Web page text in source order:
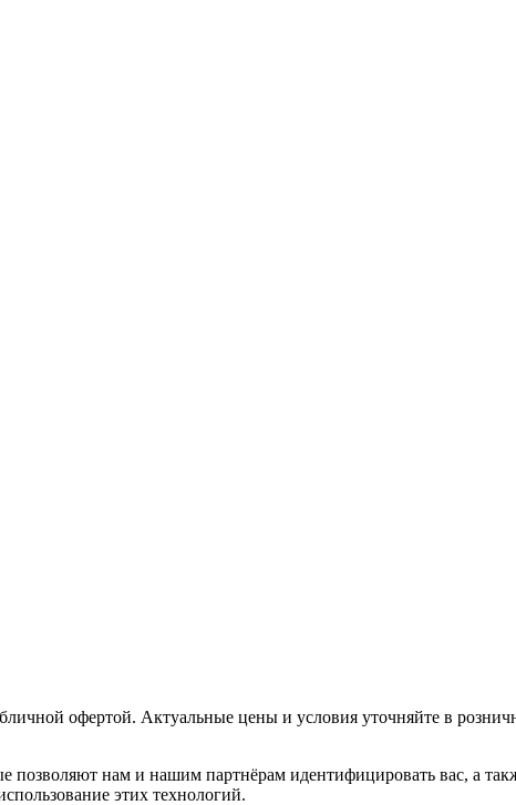
офертой. Актуальные цены и условия уточняйте в
нам и нашим партнёрам идентифицировать вас, а
этих технологий.